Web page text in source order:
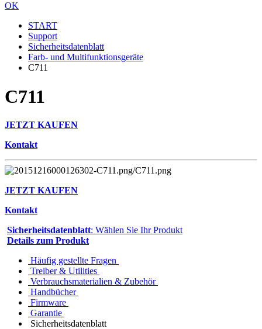
OK
START
Support
Sicherheitsdatenblatt
Farb- und Multifunktionsgeräte
C711
C711
JETZT KAUFEN
Kontakt
JETZT KAUFEN
Kontakt
Sicherheitsdatenblatt: Wählen Sie Ihr Produkt
Details zum Produkt
Häufig gestellte Fragen
Treiber & Utilities
Verbrauchsmaterialien & Zubehör
Handbücher
Firmware
Garantie
Sicherheitsdatenblatt